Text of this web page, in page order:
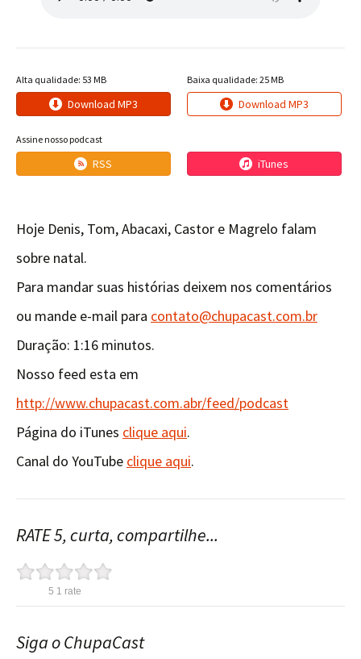
Alta qualidade: 53 MB
Download MP3
Baixa qualidade: 25 MB
Download MP3
Assine nosso podcast
RSS iTunes
Hoje Denis, Tom, Abacaxi, Castor e Magrelo falam
sobre natal.
Para mandar suas histórias deixem nos comentários
ou mande e-mail para contato@chupacast.com.br
Duração: 1:16 minutos.
Nosso feed esta em
http://www.chupacast.com.abr/feed/podcast
Página do iTunes clique aqui.
Canal do YouTube clique aqui.
RATE 5, curta, compartilhe...
5 1 rate
Siga o ChupaCast